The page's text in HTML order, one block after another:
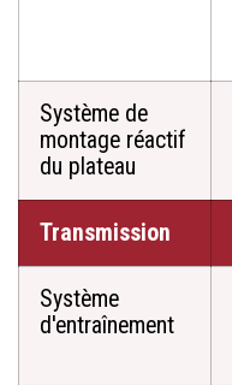
Système de
montage réactif
du plateau
Transmission
Système
d'entraînement